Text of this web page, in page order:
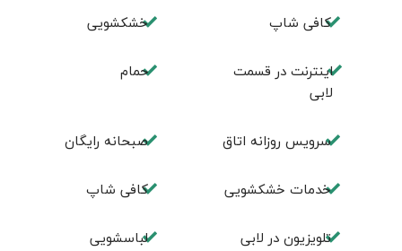
کافی شاپ خشکشویی
اینترنت در قسمت
لابی
حمام
سرویس روزانه اتاق صبحانه رایگان
خدمات خشکشویی كافی شاپ
تلویزیون در لابی لباسشویی